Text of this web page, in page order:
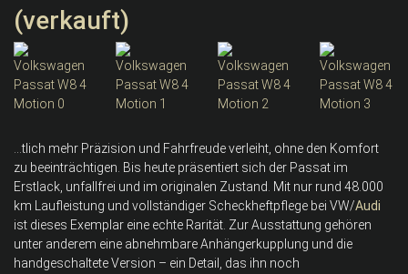
(verkauft)
...tlich mehr Präzision und Fahrfreude verleiht, ohne den Komfort
zu beeinträchtigen. Bis heute präsentiert sich der Passat im
Erstlack, unfallfrei und im originalen Zustand. Mit nur rund 48.000
km Laufleistung und vollständiger Scheckheftpflege bei VW/Audi
ist dieses Exemplar eine echte Rarität. Zur Ausstattung gehören
unter anderem eine abnehmbare Anhängerkupplung und die
handgeschaltete Version – ein Detail, das ihn noch